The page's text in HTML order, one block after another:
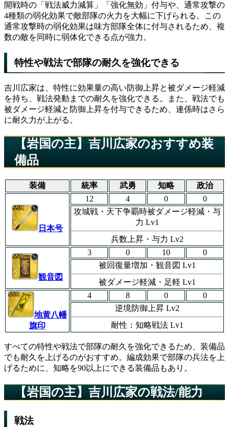
開戦時の「戦法威力減算」「強化無効」付与や、通常攻撃の
4種類の弱化効果で敵部隊の火力を大幅に下げられる。この
通常攻撃時の弱化効果は味方部隊全体に付与されるため、複
数の敵を同時に弱体化できる点が強力。
特性や戦法で部隊の耐久を強化できる
吉川広家は、特性に効果量の高い防御上昇と被ダメージ軽減
を持ち、戦法発動までの耐久を強化できる。また、戦法でも
被ダメージ軽減と防御上昇を付与できるため、連係時はさら
に耐久力が上がる。
【岩国の主】吉川広家のおすすめ装
備品
装備 統率 武勇 知略 政治
日本号
12 4 0
0
攻城戦・天下争覇時被ダメージ軽減・与
力 Lv1
兵数上昇・与力 Lv2
観音図
3 0 10
0
被回復量増加・観音図 Lv1
被ダメージ軽減・足軽 Lv1
地黄八幡
旗印
4 8 0
0
逆境防御上昇 Lv2
耐性：知略戦法 Lv1
すべての特性や戦法で部隊の耐久を強化できるため、装備品
でも耐久を上げるのがおすすめ。編成効果で部隊の兵法を上
げるために、知略を90以上にできる装備品もあり。
【岩国の主】吉川広家の戦法/能力
戦法